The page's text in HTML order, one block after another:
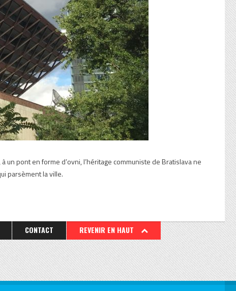
un pont en forme d’ovni, l’héritage communiste de Bratislava ne
parsèment la ville.
CONTACT REVENIR EN HAUT